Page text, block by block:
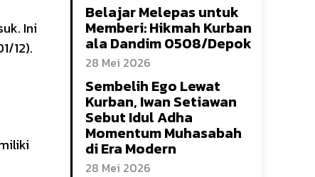
Ini
12).
Belajar Melepas untuk
Memberi: Hikmah Kurban
ala Dandim 0508/Depok
28 Mei 2026
Sembelih Ego Lewat
Kurban, Iwan Setiawan
Sebut Idul Adha
Momentum Muhasabah
di Era Modern
28 Mei 2026